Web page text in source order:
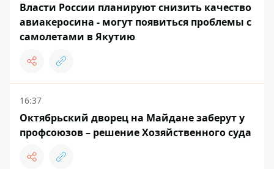
Власти России планируют снизить качество
авиакеросина - могут появиться проблемы с
самолетами в Якутию
16:37
Октябрьский дворец на Майдане заберут у
профсоюзов – решение Хозяйственного суда